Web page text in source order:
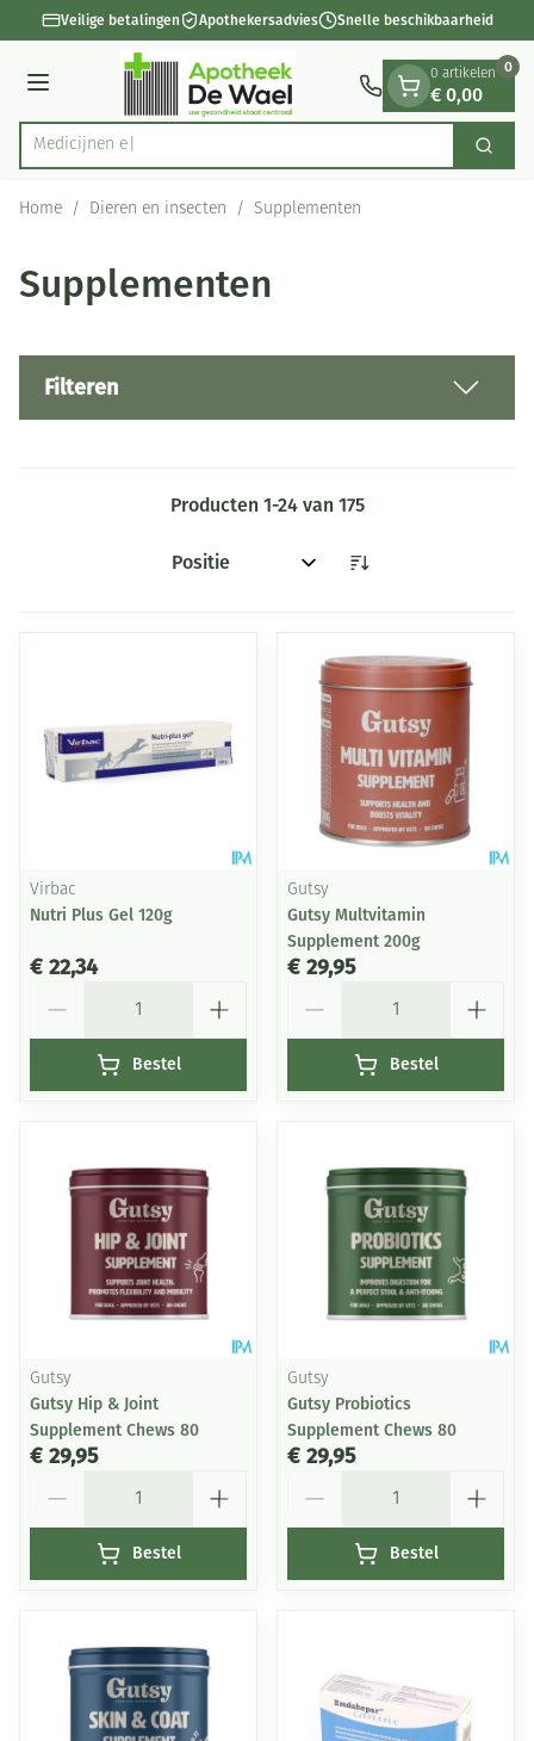
Ga naar de inhoud
1 van 1Veilige betalingen Apothekersadvies Snelle beschikbaarheid
Menu
Product, merk, categorie... Zoek
0 artikelen
€ 0,00
0
Home / Dieren en insecten / Supplementen
Supplementen
Filteren
Producten 1-24van 175
Sorteer op:
Virbac
Nutri Plus Gel 120g
€ 22,34
Bestel
Gutsy
Gutsy Multvitamin
Supplement 200g
€ 29,95
Bestel
Gutsy
Gutsy Hip & Joint
Supplement Chews 80
€ 29,95
Bestel
Gutsy
Gutsy Probiotics
Supplement Chews 80
€ 29,95
Bestel